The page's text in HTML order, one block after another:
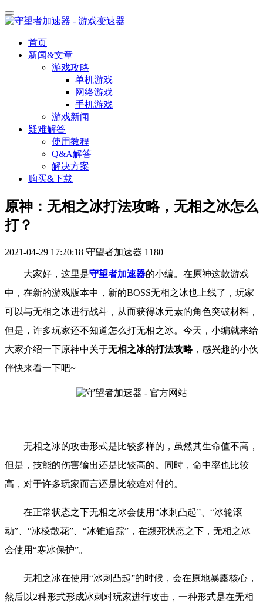
首页
新闻&文章
游戏攻略
单机游戏
网络游戏
手机游戏
游戏新闻
疑难解答
使用教程
Q&A解答
解决方案
购买&下载
原神：无相之冰打法攻略，无相之冰怎么
打？
2021-04-29 17:20:18 守望者加速器 1180
大家好，这里是守望者加速器的小编。在原神这款游戏
中，在新的游戏版本中，新的BOSS无相之冰也上线了，玩家
可以与无相之冰进行战斗，从而获得冰元素的角色突破材料，
但是，许多玩家还不知道怎么打无相之冰。今天，小编就来给
大家介绍一下原神中关于无相之冰的打法攻略，感兴趣的小伙
伴快来看一下吧~
无相之冰的攻击形式是比较多样的，虽然其生命值不高，
但是，技能的伤害输出还是比较高的。同时，命中率也比较
高，对于许多玩家而言还是比较难对付的。
在正常状态之下无相之冰会使用“冰刺凸起”、“冰轮滚
动”、“冰棱散花”、“冰锥追踪”，在濒死状态之下，无相之冰
会使用“寒冰保护”。
无相之冰在使用“冰刺凸起”的时候，会在原地暴露核心，
然后以2种形式形成冰刺对玩家进行攻击，一种形式是在无相